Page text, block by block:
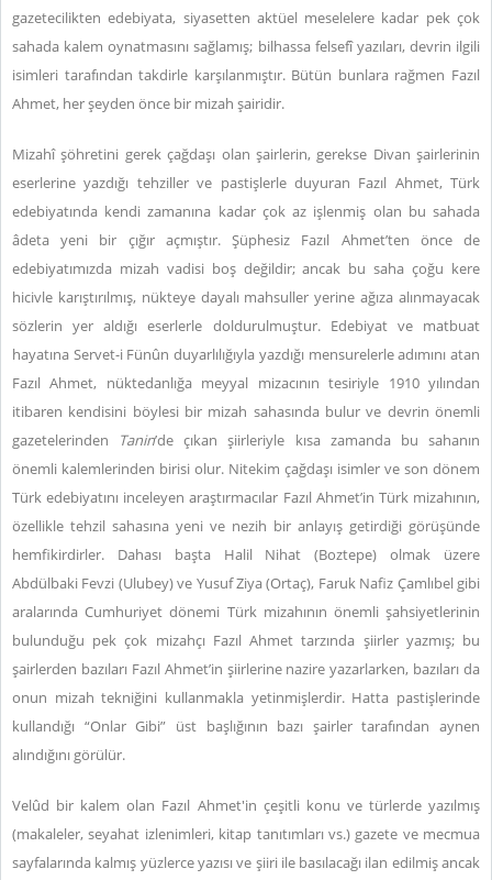
gazetecilikten edebiyata, siyasetten aktüel meselelere kadar pek çok
sahada kalem oynatmasını sağlamış; bilhassa felsefî yazıları, devrin ilgili
isimleri tarafından takdirle karşılanmıştır. Bütün bunlara rağmen Fazıl
Ahmet, her şeyden önce bir mizah şairidir.
Mizahî şöhretini gerek çağdaşı olan şairlerin, gerekse Divan şairlerinin
eserlerine yazdığı tehziller ve pastişlerle duyuran Fazıl Ahmet, Türk
edebiyatında kendi zamanına kadar çok az işlenmiş olan bu sahada
âdeta yeni bir çığır açmıştır. Şüphesiz Fazıl Ahmet’ten önce de
edebiyatımızda mizah vadisi boş değildir; ancak bu saha çoğu kere
hicivle karıştırılmış, nükteye dayalı mahsuller yerine ağıza alınmayacak
sözlerin yer aldığı eserlerle doldurulmuştur. Edebiyat ve matbuat
hayatına Servet-i Fünûn duyarlılığıyla yazdığı mensurelerle adımını atan
Fazıl Ahmet, nüktedanlığa meyyal mizacının tesiriyle 1910 yılından
itibaren kendisini böylesi bir mizah sahasında bulur ve devrin önemli
gazetelerinden
Tanin’de çıkan şiirleriyle kısa zamanda bu sahanın
önemli kalemlerinden birisi olur. Nitekim çağdaşı isimler ve son dönem
Türk edebiyatını inceleyen araştırmacılar Fazıl Ahmet’in Türk mizahının,
özellikle tehzil sahasına yeni ve nezih bir anlayış getirdiği görüşünde
hemfikirdirler. Dahası başta Halil Nihat (Boztepe) olmak üzere
Abdülbaki Fevzi (Ulubey) ve Yusuf Ziya (Ortaç), Faruk Nafiz Çamlıbel gibi
aralarında Cumhuriyet dönemi Türk mizahının önemli şahsiyetlerinin
bulunduğu pek çok mizahçı Fazıl Ahmet tarzında şiirler yazmış; bu
şairlerden bazıları Fazıl Ahmet’in şiirlerine nazire yazarlarken, bazıları da
onun mizah tekniğini kullanmakla yetinmişlerdir. Hatta pastişlerinde
kullandığı “Onlar Gibi” üst başlığının bazı şairler tarafından aynen
alındığını görülür.
Velûd bir kalem olan Fazıl Ahmet'in çeşitli konu ve türlerde yazılmış
(makaleler, seyahat izlenimleri, kitap tanıtımları vs.) gazete ve mecmua
sayfalarında kalmış yüzlerce yazısı ve şiiri ile basılacağı ilan edilmiş ancak